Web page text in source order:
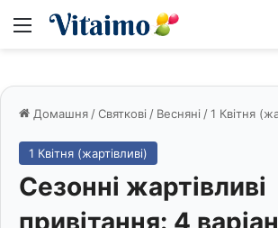
Меню
Домашня /Святкові / Весняні /1 Квітня
1 Квітня (жартівливі)
Сезонні жартівливі
привітання: 4